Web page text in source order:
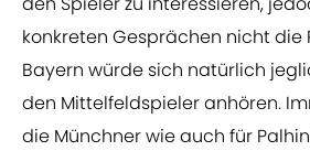
konkreten Gesprächen nicht die
Bayern würde sich natürlich
den Mittelfeldspieler anhören.
die Münchner wie auch für